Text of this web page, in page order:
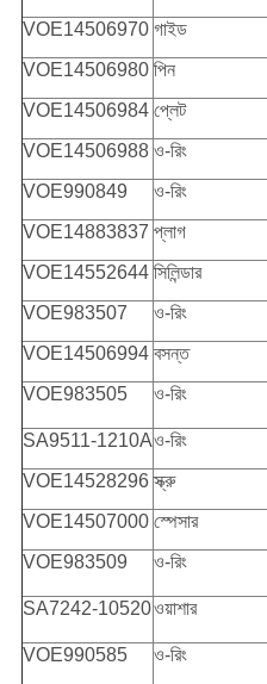
VOE14506970 গাইড
VOE14506980 পিন
VOE14506984 প্লেট
VOE14506988 ও-রিং
VOE990849
ও-রিং
VOE14883837 প্লাগ
VOE14552644 সিলিন্ডার
VOE983507
ও-রিং
VOE14506994 বসন্ত
VOE983505
ও-রিং
SA9511-1210Aও-রিং
VOE14528296 স্ক্রু
VOE14507000 স্পেসার
VOE983509
ও-রিং
SA7242-10520ওয়াশার
VOE990585 ও-রিং